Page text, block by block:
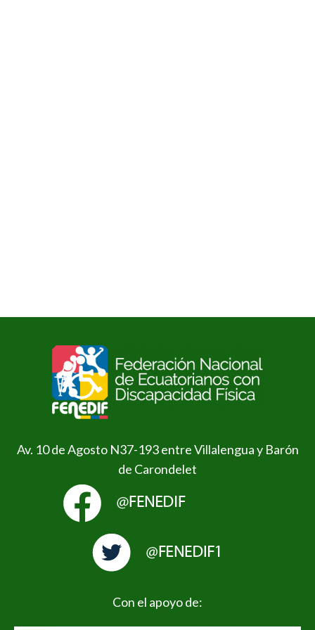
Av. 10 de Agosto N37-193 entre Villalengua y Barón
de Carondelet
Con el apoyo de: